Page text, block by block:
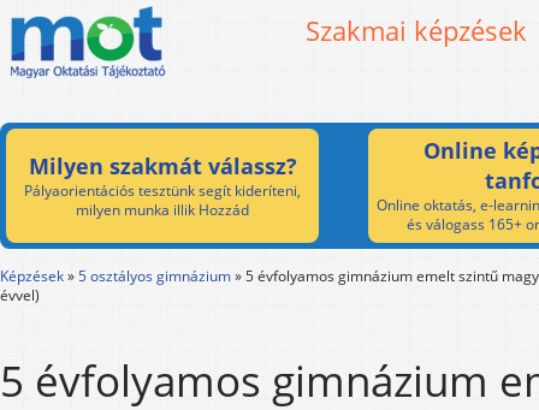
Szakmai képzések
Milyen szakmát válassz?
Pályaorientációs tesztünk segít kideríteni,
milyen munka illik Hozzád
Online
Online oktatás, e-
és válogass 165+
Képzések»5 osztályos gimnázium»5 évfolyamos gimnázium emelt szintű
évvel)
5 évfolyamos gimnázium